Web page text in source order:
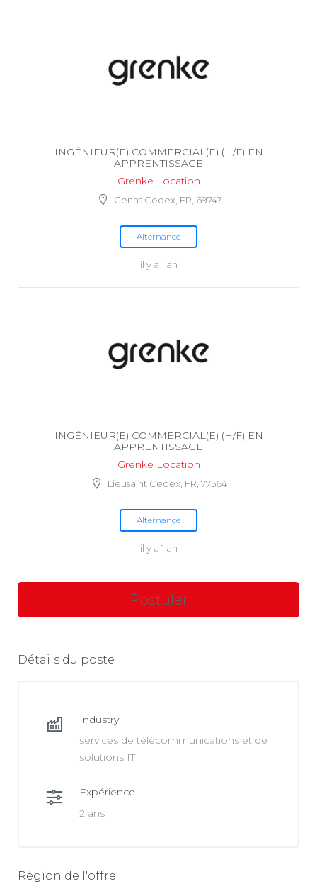
INGÉNIEUR(E) COMMERCIAL(E) (H/F) EN
APPRENTISSAGE
Grenke Location
Genas Cedex, FR, 69747
Alternance
il y a 1 an
INGÉNIEUR(E) COMMERCIAL(E) (H/F) EN
APPRENTISSAGE
Grenke Location
Lieusaint Cedex, FR, 77564
Alternance
il y a 1 an
Détails du poste
Industry
services de télécommunications et de
solutions IT
Expérience
2 ans
Région de l'offre